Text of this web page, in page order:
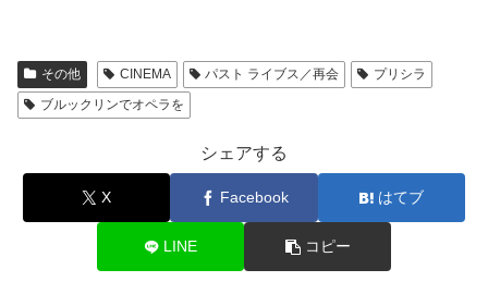
その他 CINEMA パスト ライブス／再会
プリシラ
ブルックリンでオペラを
シェアする
X Facebook はてブ
LINE コピー